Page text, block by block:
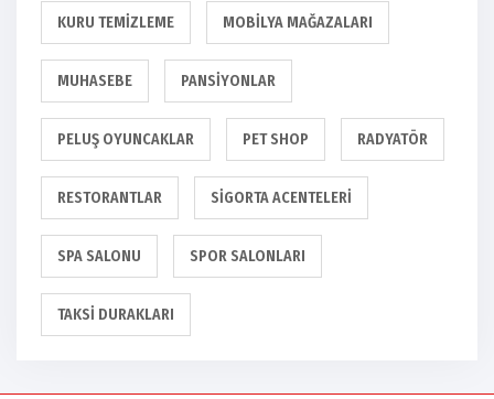
KURU TEMIZLEME MOBILYA MAĞAZALARI
MUHASEBE PANSIYONLAR
PELUŞ OYUNCAKLAR PET SHOP RADYATÖR
RESTORANTLAR SIGORTA ACENTELERI
SPA SALONU SPOR SALONLARI
TAKSI DURAKLARI